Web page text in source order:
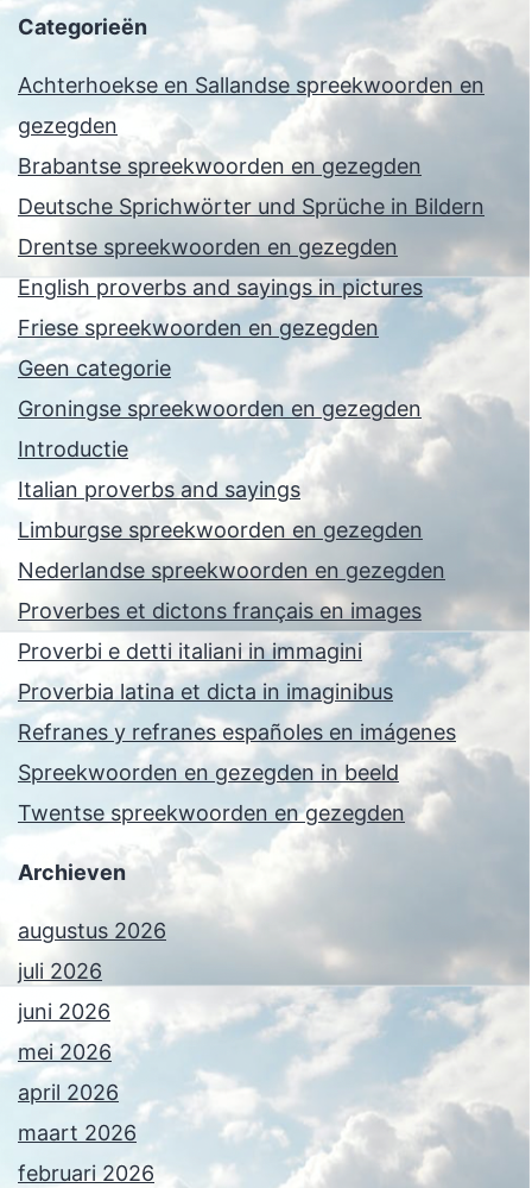
Categorieën
Achterhoekse en Sallandse spreekwoorden en
gezegden
Brabantse spreekwoorden en gezegden
Deutsche Sprichwörter und Sprüche in Bildern
Drentse spreekwoorden en gezegden
English proverbs and sayings in pictures
Friese spreekwoorden en gezegden
Geen categorie
Groningse spreekwoorden en gezegden
Introductie
Italian proverbs and sayings
Limburgse spreekwoorden en gezegden
Nederlandse spreekwoorden en gezegden
Proverbes et dictons français en images
Proverbi e detti italiani in immagini
Proverbia latina et dicta in imaginibus
Refranes y refranes españoles en imágenes
Spreekwoorden en gezegden in beeld
Twentse spreekwoorden en gezegden
Archieven
augustus 2026
juli 2026
juni 2026
mei 2026
april 2026
maart 2026
februari 2026